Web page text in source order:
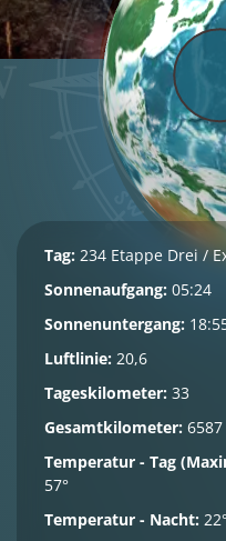
Tag: 234 Etappe Drei /
Sonnenaufgang: 05:24
Sonnenuntergang:
Luftlinie: 20,6
Tageskilometer: 33
Gesamtkilometer:
Temperatur - Tag
57°
Temperatur - Nacht: